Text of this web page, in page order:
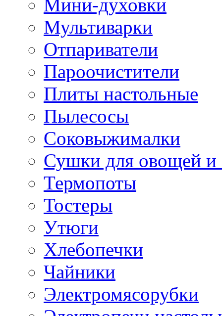
Мини-духовки
Мультиварки
Отпариватели
Пароочистители
Плиты настольные
Пылесосы
Соковыжималки
Сушки для овощей и
Термопоты
Тостеры
Утюги
Хлебопечки
Чайники
Электромясорубки